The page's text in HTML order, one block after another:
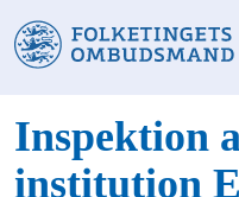
Inspektion
institution